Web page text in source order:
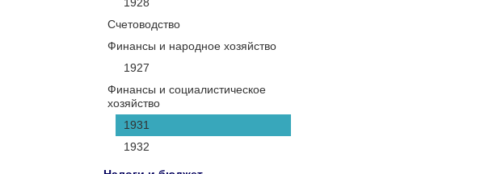
Счетоводство
Финансы и народное хозяйство
1927
Финансы и социалистическое
хозяйство
1931
1932